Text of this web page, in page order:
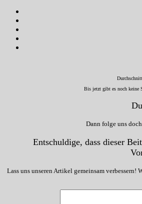
Bis jetzt gibt es noch keine
Dann folge uns
Entschuldige, dass dieser
Lass uns unseren Artikel gemeinsam verbessern!